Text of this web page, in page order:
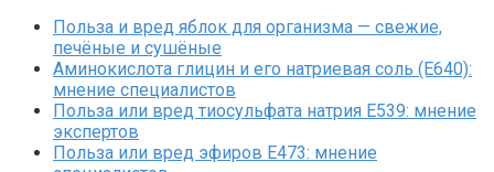
Польза и вред яблок для организма — свежие,
печёные и сушёные
Аминокислота глицин и его натриевая соль (Е640):
мнение специалистов
Польза или вред тиосульфата натрия Е539: мнение
экспертов
Польза или вред эфиров Е473: мнение